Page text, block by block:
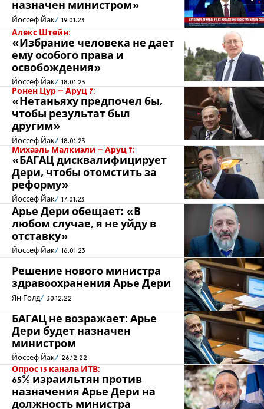
назначен министром»
Йоссеф Йак 19.01.23
Алекс Штейн:
«Избрание человека не дает
ему особого права и
освобождения»
Йоссеф Йак 18.01.23
Ронен Цур – Аруц 7:
«Нетаньяху предпочел бы,
чтобы результат был
другим»
Йоссеф Йак 18.01.23
Михаэль Малкиэли – Аруц 7:
«БАГАЦ дисквалифицирует
Дери, чтобы отомстить за
реформу»
Йоссеф Йак 17.01.23
Арье Дери обещает: «В
любом случае, я не уйду в
отставку»
Йоссеф Йак 16.01.23
Решение нового министра
здравоохранения Арье Дери
Ян Голд 30.12.22
БАГАЦ не возражает: Арье
Дери будет назначен
министром
Йоссеф Йак 26.12.22
Опрос 13 канала ИТВ:
65% израильтян против
назначения Арье Дери на
должность министра